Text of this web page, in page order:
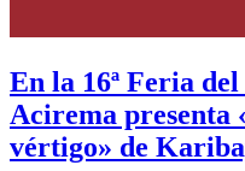
En la 16ª Feria
Acirema presenta
vértigo» de